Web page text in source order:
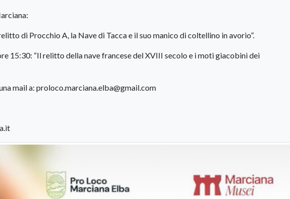
di Procchio A, la Nave di Tacca e il suo manico di coltellino in avorio”.
15:30: “Il relitto della nave francese del XVIII secolo e i moti giacobini dei
mail a: proloco.marciana.elba@gmail.com